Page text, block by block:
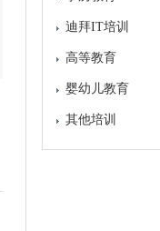
迪拜IT培训
高等教育
婴幼儿教育
其他培训